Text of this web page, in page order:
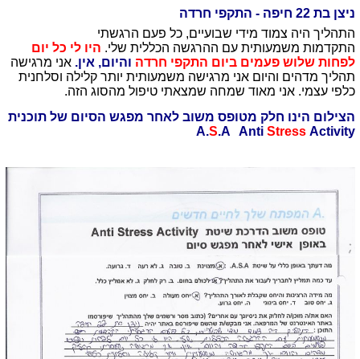
ניצן בת 22 חיפה - התקפי חרדה
התהליך היה צמוד מידי שבועיים, כל פעם הרגשתי
התקדמות משמעותית עם ההרגשה הכללית שלי. היו לי כל יום
לפחות שלוש פעמים ביום התקפי חרדה והיום, אין. אני מרגישה
תהליך מדהים והיום אני מרגישה משמעותית יותר קלילה וסלחנית
כלפי עצמי. אני מאוד שמחה שמצאתי טיפול מהסוג הזה.
הצילום הינו חלק מטופס משוב לאחר מפגש הסיום של תוכנית
A.S.A Anti StressActivity